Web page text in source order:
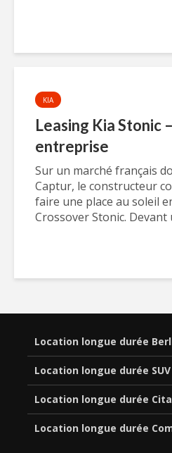
KIA
Leasing Kia Stonic
entreprise
Sur un marché français
Captur, le constructeur
faire une place au soleil
Crossover Stonic. Devant
Location longue durée
Location longue durée
Location longue durée
Location longue durée